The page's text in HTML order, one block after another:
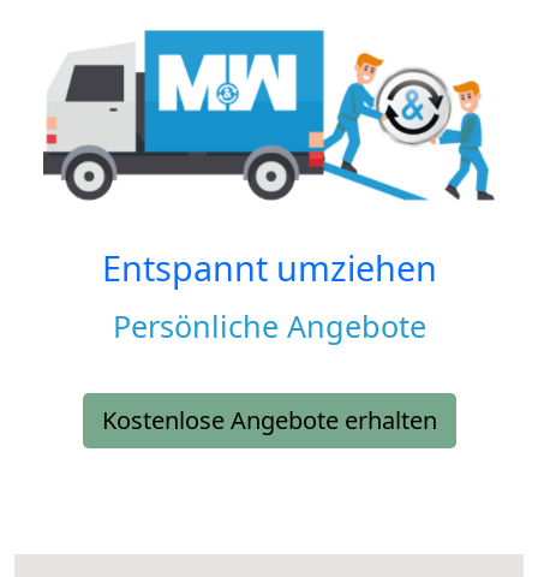
Entspannt umziehen
Persönliche Angebote
Kostenlose Angebote erhalten